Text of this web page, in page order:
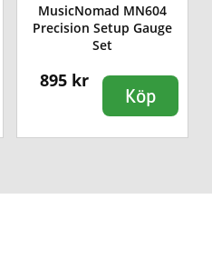
MusicNomad MN604
Precision Setup Gauge
Set
895 kr
Köp